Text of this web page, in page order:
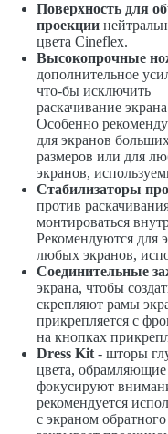
Поверхность для
проекции
цвета Cineflex.
Высокопрочные
дополнительное
что-бы исключить
раскачивание
Особенно
для экранов
размеров или для
экранов,
Стабилизаторы
против
монтироваться
Рекомендуются для
любых экранов,
Соединительные
экрана, чтобы
скрепляют рамы
прикрепляется с
на кнопках
Dress Kit - шторы
цвета,
фокусируют
рекомендуется
с экраном